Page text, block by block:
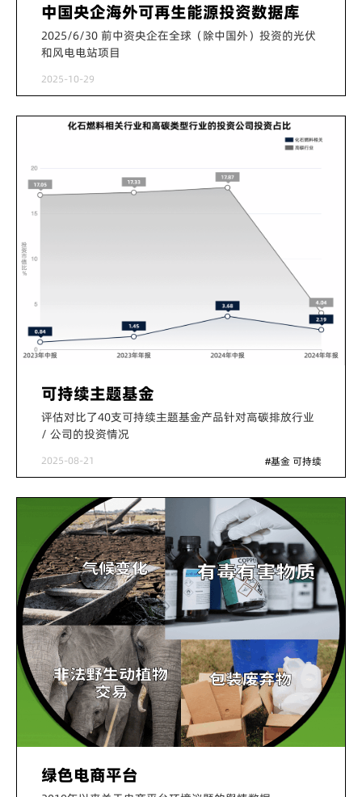
中国央企海外可再生能源投资数据库
2025/6/30 前中资央企在全球（除中国外）投资的光伏
和风电电站项目
2025-10-29
可持续主题基金
评估对比了40支可持续主题基金产品针对高碳排放行业
/ 公司的投资情况
2025-08-21 #基金 可持续
绿色电商平台